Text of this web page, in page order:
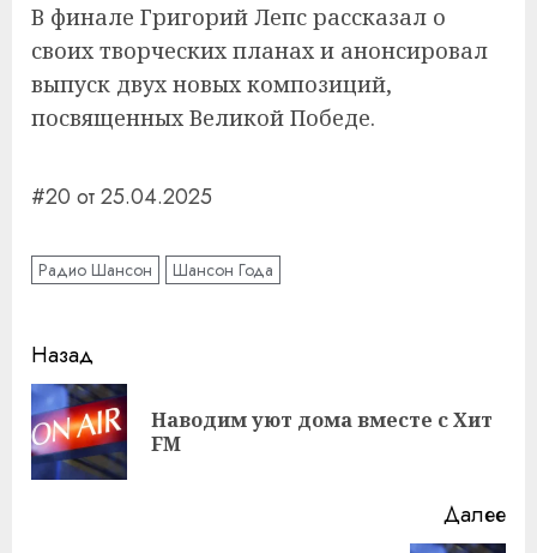
В финале Григорий Лепс рассказал о
своих творческих планах и анонсировал
выпуск двух новых композиций,
посвященных Великой Победе.
#20 от 25.04.2025
Радио Шансон Шансон Года
Навигация
записи
Назад
Наводим уют дома вместе с Хит
FM
Далее